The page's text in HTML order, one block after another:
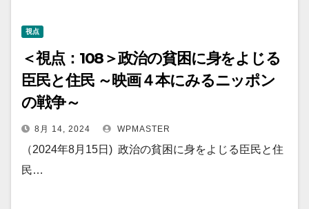
視点
＜視点：108＞政治の貧困に身をよじる
臣民と住民 ～映画４本にみるニッポン
の戦争～
8月 14, 2024 WPMASTER
（2024年8月15日) 政治の貧困に身をよじる臣民と住
民…